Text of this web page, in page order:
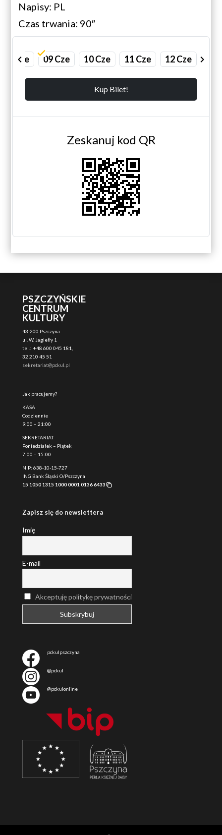
Napisy: PL
Czas trwania: 90″
08 Cze 09 Cze 10 Cze 11 Cze 12 Cze
chevron_left chevron_right
Kup Bilet!
Zeskanuj kod QR
PSZCZYŃSKIE
CENTRUM
KULTURY
43-200 Pszczyna
ul. W. Jagiełły 1
tel.: +48 600 045 181,
32 210 45 51
sekretariat@pckul.pl
Jak pracujemy?
KASA
Codziennie
9:00 – 21:00
SEKRETARIAT
Poniedziałek – Piątek
7:00 – 15:00
NIP: 638-10-15-727
ING Bank Śląski O/Pszczyna
15 1050 1315 1000 0001 0136 6433
Zapisz się do newslettera
Imię
E-mail
Akceptuję politykę prywatności
pckulpszczyna
@pckul
@pckulonline